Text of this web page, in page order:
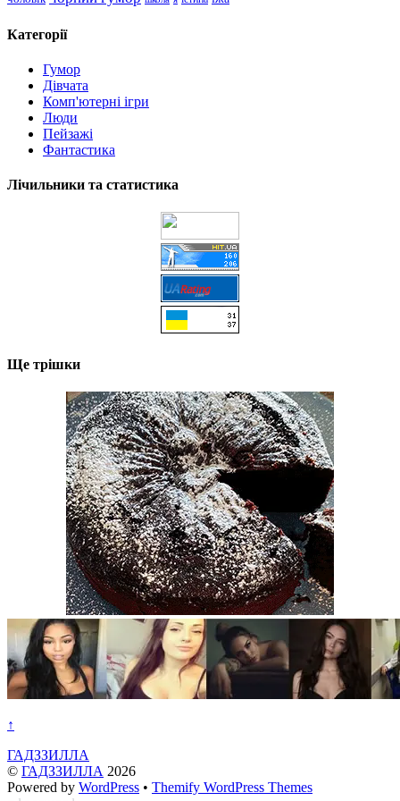
Категорії
Гумор
Дівчата
Комп'ютерні ігри
Люди
Пейзажі
Фантастика
Лічильники та статистика
Ще трішки
↑
ГАДЗЗИЛЛА
© ГАДЗЗИЛЛА 2026
Powered by WordPress • Themify WordPress Themes